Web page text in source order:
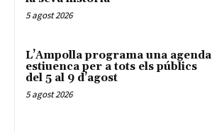
5 agost 2026
L’Ampolla programa una agenda
estiuenca per a tots els públics
del 5 al 9 d’agost
5 agost 2026